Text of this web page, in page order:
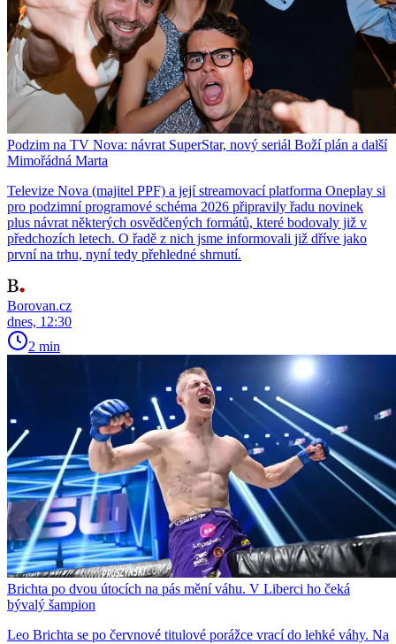
Podzim na TV Nova: návrat SuperStar, nový seriál Boží plán a další
Mimořádná Marta
Televize Nova (majitel PPF) a její streamovací platforma Oneplay si
pro podzimní programové schéma 2026 připravily řadu novinek
plus návrat některých osvědčených formátů, které bodovaly již v
předchozích letech. O řadě z nich jsme informovali již dříve jako
první na trhu, nyní tedy přehledné shrnutí.
Borovan.cz
dnes, 12:30
2 min
Brichta po dvou útocích na pás mění váhu. V Liberci ho čeká
bývalý šampion
Leo Brichta se po červnové titulové porážce vrací do lehké váhy. Na